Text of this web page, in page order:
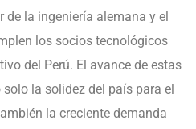
de la ingeniería alemana y el
los socios tecnológicos
del Perú. El avance de estas
la solidez del país para el
la creciente demanda